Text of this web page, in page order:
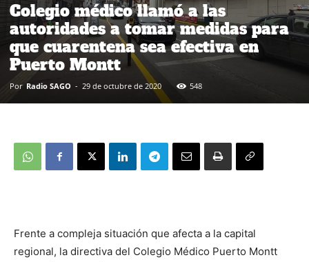
Colegio médico llamó a las
autoridades a tomar medidas para
que cuarentena sea efectiva en
Puerto Montt
Por Radio SAGO - 29 de octubre de 2020 548
Frente a compleja situación que afecta a la capital
regional, la directiva del Colegio Médico Puerto Montt